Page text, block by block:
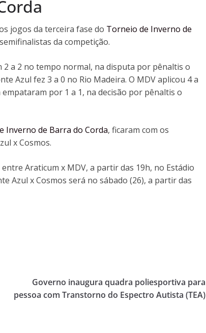
jogos da terceira fase do Torneio de Inverno de
da competição.
2 a 2 no tempo normal, na disputa por pênaltis o
Azul fez 3 a 0 no Rio Madeira. O MDV aplicou 4 a
por 1 a 1, na decisão por pênaltis o
Inverno de Barra do Corda, ficaram com os
x Cosmos.
Araticum x MDV, a partir das 19h, no Estádio
Azul x Cosmos será no sábado (26), a partir das
Governo inaugura quadra poliesportiva para
pessoa com Transtorno do Espectro Autista (TEA)